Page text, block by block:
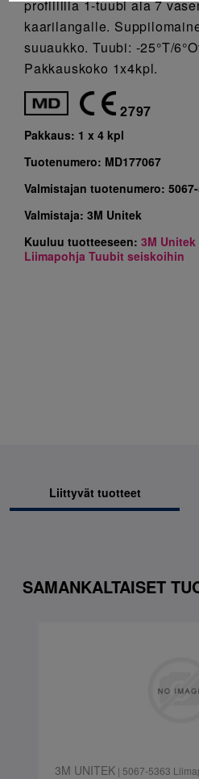
profiililla 1-tuubi ala 7
kaarilangalle.
suuaukko. Tuubi: -25°T/
Pakkauskoko 1x4kpl.
2797
Pakkaus: 1 x 4 kpl
Tuotenumero: MD177067
Valmistajan tuotenumero:
Valmistaja: 3M Unitek
Kuuluu tuotteeseen: 3M Unitek
Liimapohja Tuubit seiskoihin
Liittyvät tuotteet
SAMANKALTAISET
3M UNITEK| 5067-5363